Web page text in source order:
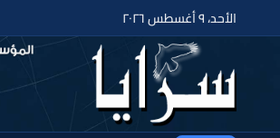
الأحد، ٩ أغسطس ٢٠٢٦